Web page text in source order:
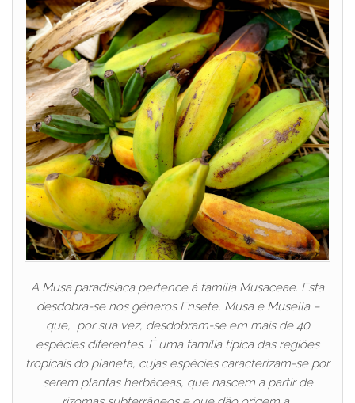
A Musa paradisíaca pertence à família Musaceae. Esta
desdobra-se nos gêneros Ensete, Musa e Musella –
que, por sua vez, desdobram-se em mais de 40
espécies diferentes. É uma família típica das regiões
tropicais do planeta, cujas espécies caracterizam-se por
serem plantas herbáceas, que nascem a partir de